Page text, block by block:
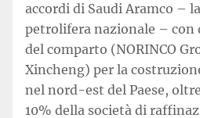
accordi di Saudi Aramco –
petrolifera nazionale – con
del comparto (NORINCO
Xincheng) per la
nel nord-est del Paese,
10% della società di